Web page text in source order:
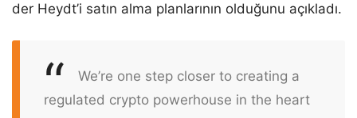
der Heydt’i satın alma planlarının olduğunu açıkladı.
We’re one step closer to creating a
regulated crypto powerhouse in the heart